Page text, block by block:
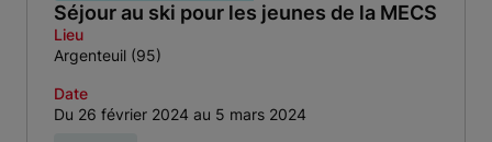
Séjour au ski pour les jeunes de la MECS
Lieu
Argenteuil (95)
Date
Du 26 février 2024 au 5 mars 2024